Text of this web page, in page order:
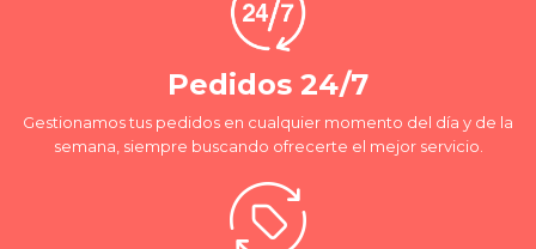
Pedidos 24/7
Gestionamos tus pedidos en cualquier momento del día y de la
semana, siempre buscando ofrecerte el mejor servicio.